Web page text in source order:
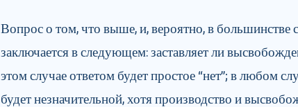
Вопрос о том, что выше, и, вероятно, в большинстве
заключается в следующем: заставляет ли
этом случае ответом будет простое “нет”; в любом
будет незначительной, хотя производство и